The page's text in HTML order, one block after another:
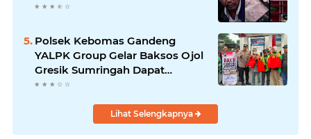
Polsek Kebomas Gandeng
YALPK Group Gelar Baksos Ojol
Gresik Sumringah Dapat
Sembako dan BBM Gratis
Lihat Selengkapnya